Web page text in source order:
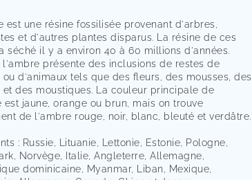
est une résine fossilisée provenant d'arbres,
et d'autres plantes disparus. La résine de ces
séché il y a environ 40 à 60 millions d'années.
l'ambre présente des inclusions de restes de
ou d'animaux tels que des fleurs, des mousses, des
et des moustiques. La couleur principale de
est jaune, orange ou brun, mais on trouve
de l'ambre rouge, noir, blanc, bleuté et verdâtre.
: Russie, Lituanie, Lettonie, Estonie, Pologne,
Norvège, Italie, Angleterre, Allemagne,
dominicaine, Myanmar, Liban, Mexique,